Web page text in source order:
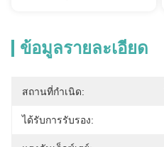
ข้อมูลรายละเอียด
สถานที่กำเนิด:
ได้รับการรับรอง: